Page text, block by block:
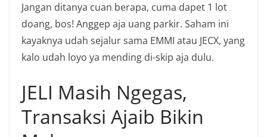
Jangan ditanya cuan berapa, cuma dapet 1 lot
doang, bos! Anggep aja uang parkir. Saham ini
kayaknya udah sejalur sama EMMI atau JECX, yang
kalo udah loyo ya mending di-skip aja dulu.
JELI Masih Ngegas,
Transaksi Ajaib Bikin